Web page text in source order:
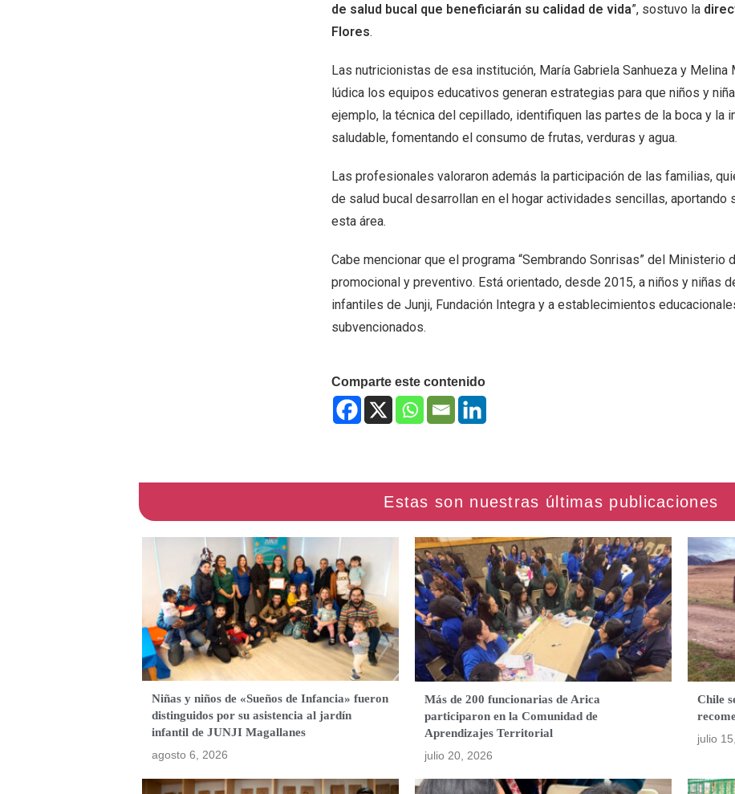
de salud bucal que beneficiarán su calidad de vida”, sostuvo la
Flores.
Las nutricionistas de esa institución, María Gabriela Sanhueza y Melina
lúdica los equipos educativos generan estrategias para que niños y
ejemplo, la técnica del cepillado, identifiquen las partes de la boca y la
saludable, fomentando el consumo de frutas, verduras y agua.
Las profesionales valoraron además la participación de las familias,
de salud bucal desarrollan en el hogar actividades sencillas,
esta área.
Cabe mencionar que el programa “Sembrando Sonrisas” del Ministerio
promocional y preventivo. Está orientado, desde 2015, a niños y niñas
infantiles de Junji, Fundación Integra y a establecimientos
subvencionados.
Comparte este contenido
Niñas y niños de «Sueños de Infancia» fueron
distinguidos por su asistencia al jardín
infantil de JUNJI Magallanes
agosto 6, 2026
Más de 200 funcionarias de Arica
participaron en la Comunidad de
Aprendizajes Territorial
julio 20, 2026
Chile
julio